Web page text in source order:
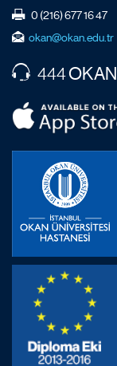
0 (216) 677 16 47
okan@okan.edu.tr
444OKAN